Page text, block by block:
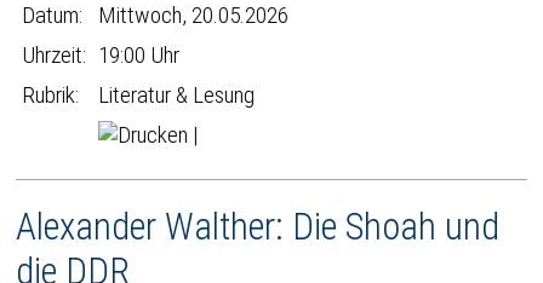
Datum:
Mittwoch, 20.05.2026
Uhrzeit: 19:00 Uhr
Rubrik:
Literatur & Lesung
|
Alexander Walther: Die Shoah und
die DDR